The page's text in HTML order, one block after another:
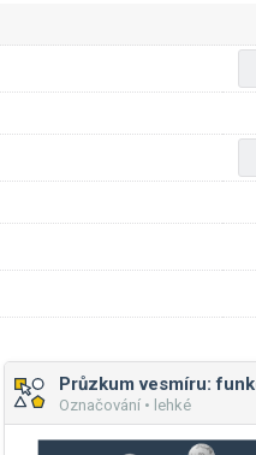
Průzkum vesmíru:
Označování • lehké